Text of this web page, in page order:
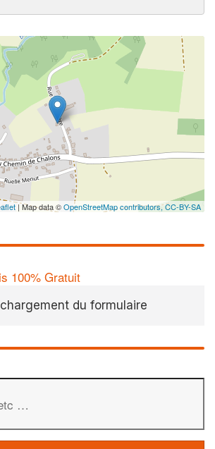
| Map data ©OpenStreetMap contributors,CC-BY-SA
100% Gratuit
du formulaire